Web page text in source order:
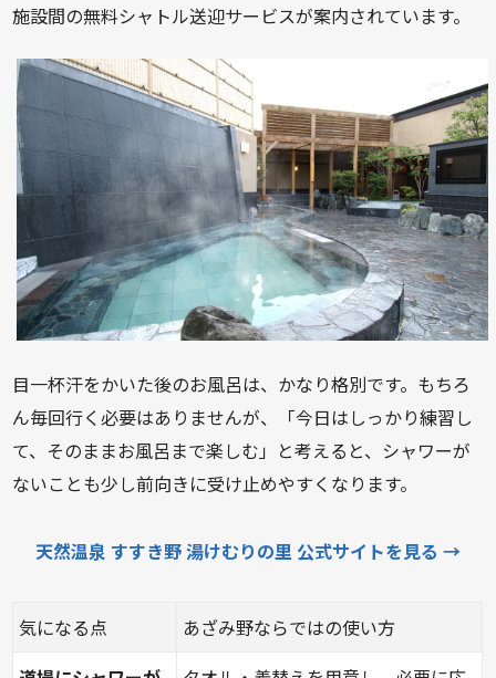
施設間の無料シャトル送迎サービスが案内されています。
目一杯汗をかいた後のお風呂は、かなり格別です。もちろ
ん毎回行く必要はありませんが、「今日はしっかり練習し
て、そのままお風呂まで楽しむ」と考えると、シャワーが
ないことも少し前向きに受け止めやすくなります。
天然温泉 すすき野 湯けむりの里 公式サイトを見る →
気になる点
あざみ野ならではの使い方